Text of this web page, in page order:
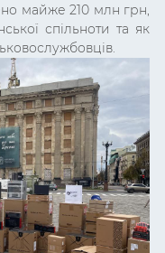
майже 210 млн грн,
спільноти та як